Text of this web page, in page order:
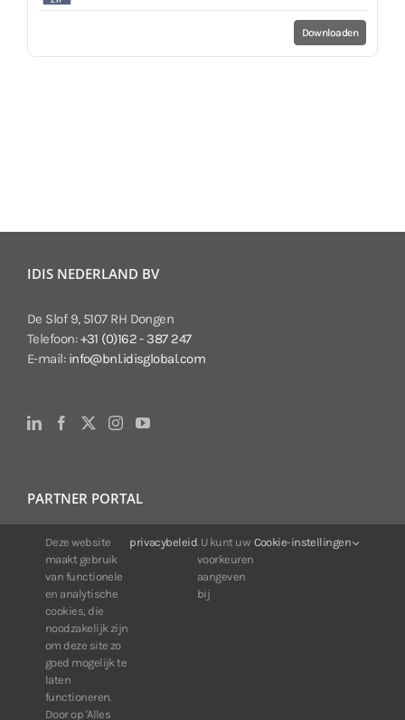
Downloaden
IDIS NEDERLAND BV
De Slof 9, 5107 RH Dongen
Telefoon:+31 (0)162 - 387 247
E-mail: info@bnl.idisglobal.com
PARTNER PORTAL
Voor klanten van IDIS:
24/7 beschikbaarheid, altijd en overal.
Web:https://portal.idisglobal.solutions
TOP DOWNLOADS
Software IDIS Center V7.1.0
Deze website
maakt gebruik
van functionele
en analytische
cookies, die
noodzakelijk zijn
om deze site zo
goed mogelijk te
laten
functioneren.
Door op 'Alles
privacybeleid. U kunt uw
voorkeuren
aangeven
bij
Cookie-instellingen